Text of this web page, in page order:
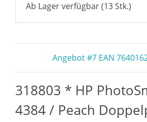
Ab Lager verfügbar (13 Stk.)
Angebot #7 EAN
318803 * HP
4384 / Peach